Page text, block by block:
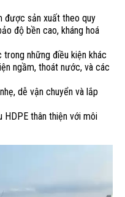
được sản xuất theo quy
độ bền cao, kháng hoá
trong những điều kiện khác
ngầm, thoát nước, và các
dễ vận chuyển và lắp
HDPE thân thiện với môi